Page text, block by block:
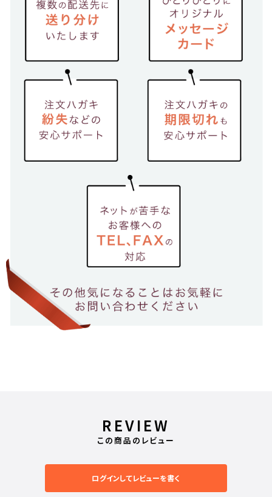
REVIEW
この商品のレビュー
ログインしてレビューを書く